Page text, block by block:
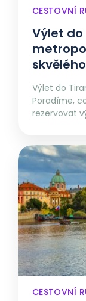
CESTOVNÍ
Výlet
Výlet do
Poradíme,
rezervovat
CESTOVNÍ